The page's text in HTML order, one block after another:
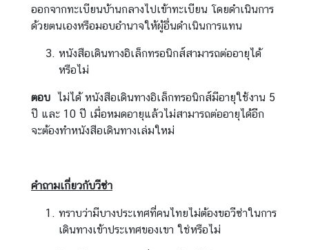
บ
ก
ง
สุ
ออกจากทะเบียนบ้านกลางไปเข้าทะเบียน โดยดำเนินการ
ด้วยตนเองหรือมอบอำนาจให้ผู้อื่นดำเนินการแทน
หนังสือเดินทางอิเล็กทรอนิกส์สามารถต่ออายุได้
หรือไม่
ตอบ ไม่ได้ หนังสือเดินทางอิเล็กทรอนิกส์มีอายุใช้งาน 5
ปี และ 10 ปี เมื่อหมดอายุแล้วไม่สามารถต่ออายุได้อีก
จะต้องทำหนังสือเดินทางเล่มใหม่
คำถามเกี่ยวกับวีซ่า
ทราบว่ามีบางประเทศที่คนไทยไม่ต้องขอวีซ่าในการ
เดินทางเข้าประเทศของเขา ใช่หรือไม่